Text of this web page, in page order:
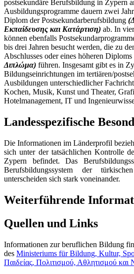
postsekundäre Berufsbildung in Zypern
Ausbildungsprogramme dauern zwei
Diplom der Postsekundarberufsbildung
Εκπαίδευσης και Κατάρτιση) ab. In
können ebenfalls
bis drei Jahren besucht werden, die zu
Abschlusses oder eines höheren Diploms
Διπλώμα) führen. Insgesamt gibt es in
Bildungseinrichtungen im tertiären/
Ausbildungen unterschiedlicher
Kochen, Musik, Kunst und Theater,
Hotelmanagement, IT und
Landesspezifische
Die Informationen im Länderprofil
sich unter der tatsächlichen Kontrolle
Zypern befindet. Das
Berufsbildungssystem der
unterscheiden sich stark voneinander.
Weiterführende
Quellen und Links
Informationen zur beruflichen Bildung
des Ministeriums für Bildung, Kultur,
Παιδείας, Πολιτισμού, Αθλητισμού